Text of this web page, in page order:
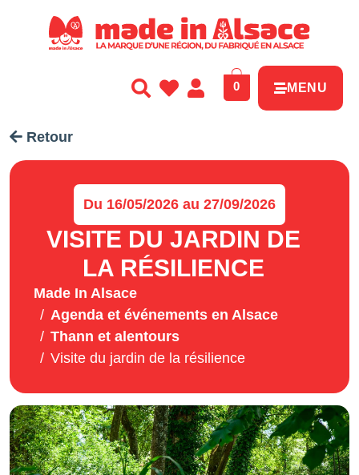
0 MENU
Retour
Du 16/05/2026 au 27/09/2026
VISITE DU JARDIN DE
LA RÉSILIENCE
Made In Alsace
Agenda et événements en Alsace
Thann et alentours
Visite du jardin de la résilience